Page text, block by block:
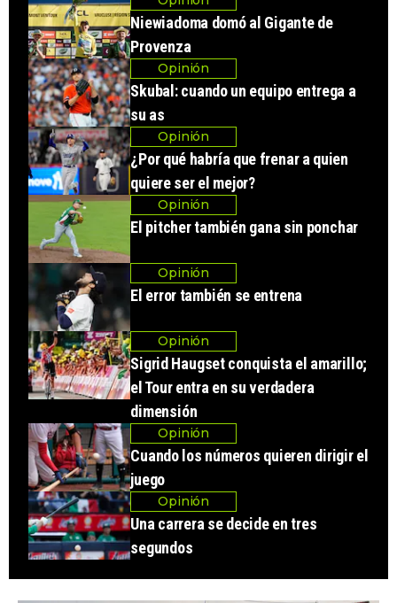
Niewiadoma domó al Gigante de
Provenza
Opinión
Skubal: cuando un equipo entrega a
su as
Opinión
¿Por qué habría que frenar a quien
quiere ser el mejor?
Opinión
El pitcher también gana sin ponchar
Opinión
El error también se entrena
Opinión
Sigrid Haugset conquista el amarillo;
el Tour entra en su verdadera
dimensión
Opinión
Cuando los números quieren dirigir el
juego
Opinión
Una carrera se decide en tres
segundos